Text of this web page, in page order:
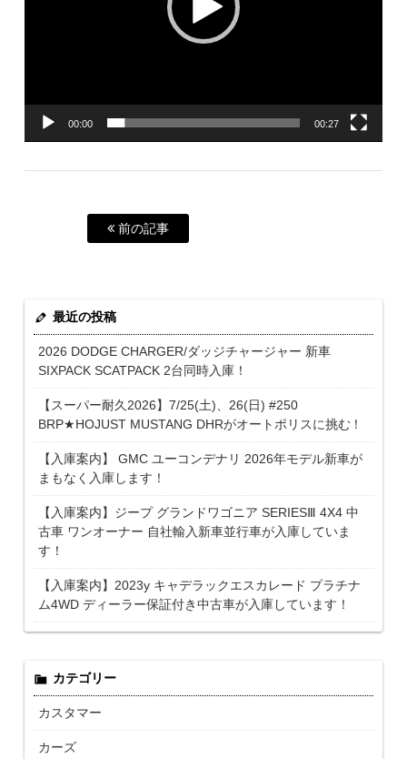
00:00 00:27
前の記事
最近の投稿
2026 DODGE CHARGER/ダッジチャージャー 新車
SIXPACK SCATPACK 2台同時入庫！
【スーパー耐久2026】7/25(土)、26(日) #250
BRP★HOJUST MUSTANG DHRがオートポリスに挑む！
【入庫案内】 GMC ユーコンデナリ 2026年モデル新車が
まもなく入庫します！
【入庫案内】ジープ グランドワゴニア SERIESⅢ 4X4 中
古車 ワンオーナー 自社輸入新車並行車が入庫していま
す！
【入庫案内】2023y キャデラックエスカレード プラチナ
ム4WD ディーラー保証付き中古車が入庫しています！
カテゴリー
カスタマー
カーズ